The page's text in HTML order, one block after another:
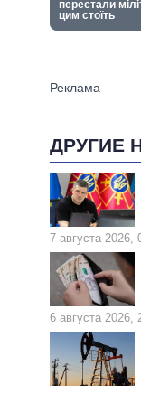
ДРУГИЕ
7 августа 2026,
6 августа 2026,